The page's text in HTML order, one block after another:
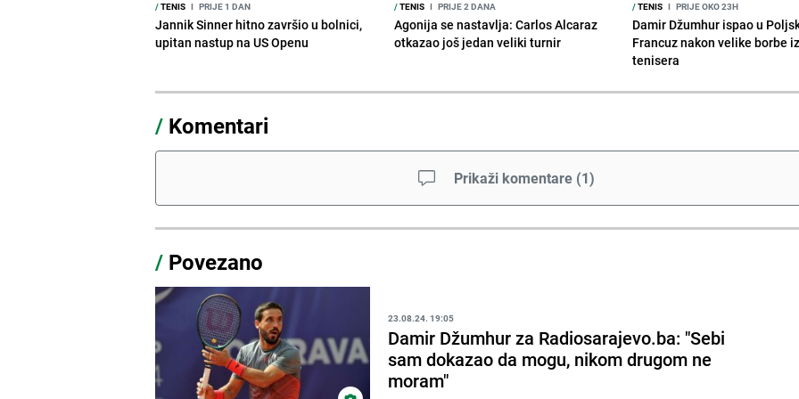
/TENIS I PRIJE 1 DAN
Jannik Sinner hitno završio u bolnici,
upitan nastup na US Openu
/TENIS I PRIJE 2 DANA
Agonija se nastavlja: Carlos Alcaraz
otkazao još jedan veliki turnir
/TENIS I PRIJE OKO 23H
Damir Džumhur ispao u
Francuz nakon velike borbe
tenisera
/ Komentari
Prikaži komentare (1)
/ Povezano
23.08.24. 19:05
Damir Džumhur za Radiosarajevo.ba: "Sebi
sam dokazao da mogu, nikom drugom ne
moram"